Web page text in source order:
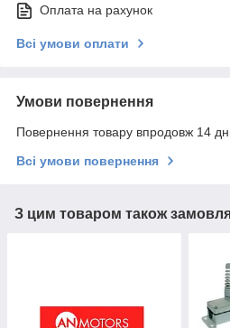
Оплата на рахунок
Всі умови оплати
Умови повернення
Повернення товару впродовж 14
Всі умови повернення
З цим товаром також